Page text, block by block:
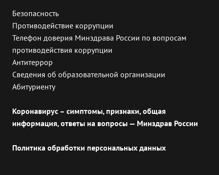
Безопасность
Противодействие коррупции
Телефон доверия Минздрава России по вопросам
противодействия коррупции
Антитеррор
Сведения об образовательной организации
Абитуриенту
Коронавирус – симптомы, признаки, общая
информация, ответы на вопросы — Минздрав России
Политика обработки персональных данных